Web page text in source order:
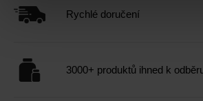
Rychlé doručení
3000+ produktů ihned k